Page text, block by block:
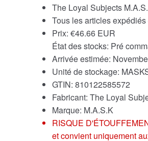
The Loyal Subjects
Tous les articles
Prix: €46.66 EUR
État des stocks: Pré
Arrivée estimée:
Unité de stockage:
GTIN: 810122585572
Fabricant: The Loyal
Marque: M.A.S.K
RISQUE
et convient uniquement